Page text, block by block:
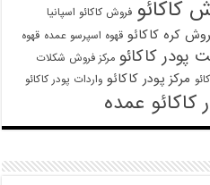
کاکائو فروش کاکائو اسپانیا
کره کاکائو قهوه اسپرسو عمده قهوه
پودر کاکائو مرکز فروش شکلات
مرکز پودر کاکائو واردات پودر کاکائو
کاکائو عمده